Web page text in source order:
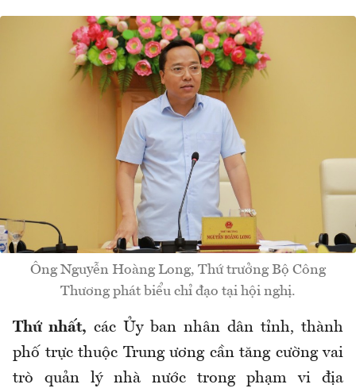
Ông Nguyễn Hoàng Long, Thứ trưởng Bộ Công
Thương phát biểu chỉ đạo tại hội nghị.
Thứ nhất, các Ủy ban nhân dân tỉnh, thành
phố trực thuộc Trung ương cần tăng cường vai
trò quản lý nhà nước trong phạm vi địa